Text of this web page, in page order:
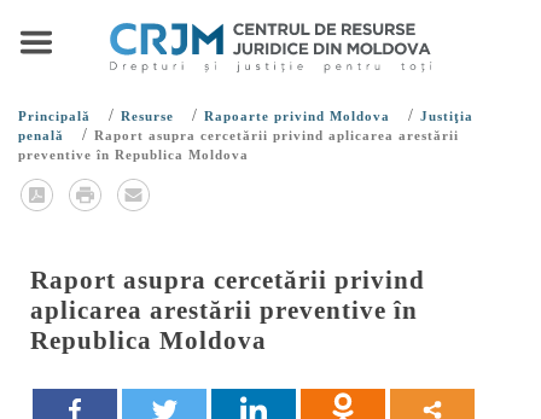
Principală / Resurse / Rapoarte privind Moldova / Justiţia
penală
/ Raport asupra cercetării privind aplicarea arestării
preventive în Republica Moldova
Raport asupra cercetării privind
aplicarea arestării preventive în
Republica Moldova